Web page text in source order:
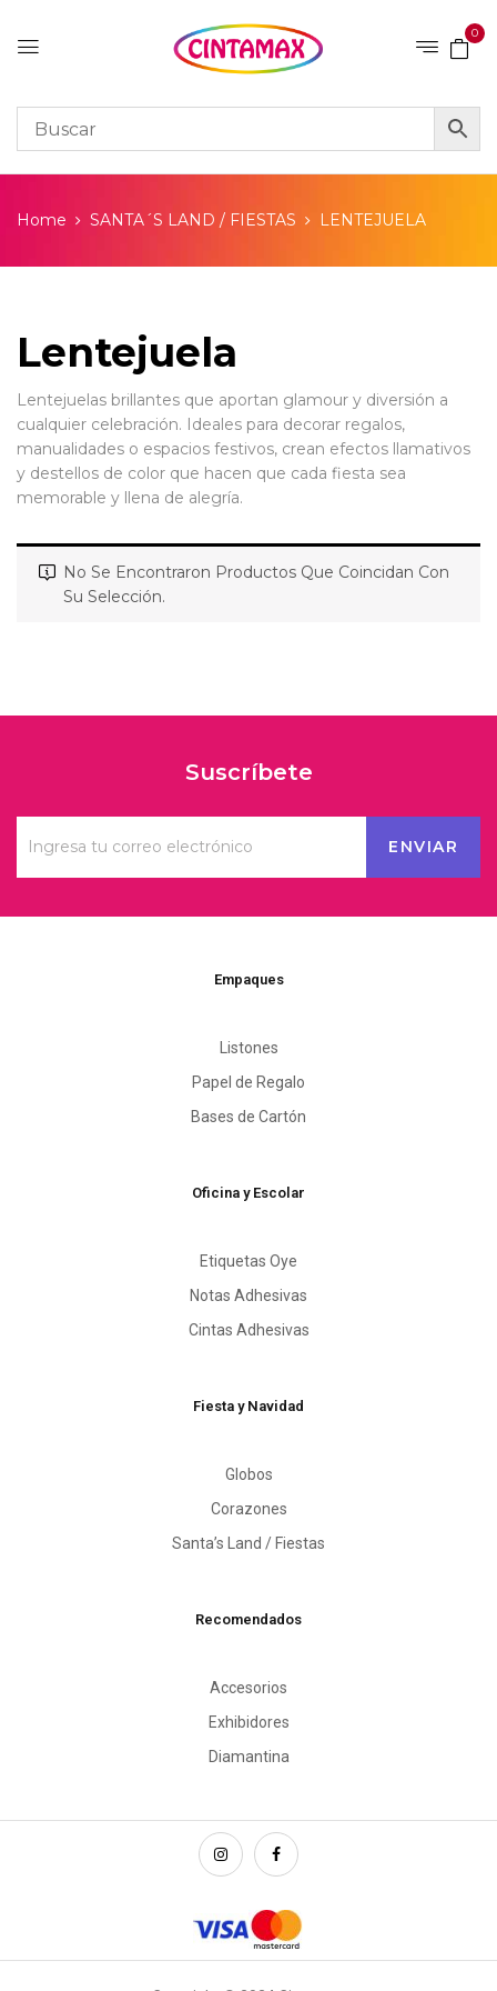
0
Home SANTA´S LAND / FIESTAS LENTEJUELA
Lentejuela
Lentejuelas brillantes que aportan glamour y diversión a
cualquier celebración. Ideales para decorar regalos,
manualidades o espacios festivos, crean efectos llamativos
y destellos de color que hacen que cada fiesta sea
memorable y llena de alegría.
No Se Encontraron Productos Que Coincidan Con
Su Selección.
Suscríbete
Empaques
Listones
Papel de Regalo
Bases de Cartón
Oficina y Escolar
Etiquetas Oye
Notas Adhesivas
Cintas Adhesivas
Fiesta y Navidad
Globos
Corazones
Santa’s Land / Fiestas
Recomendados
Accesorios
Exhibidores
Diamantina